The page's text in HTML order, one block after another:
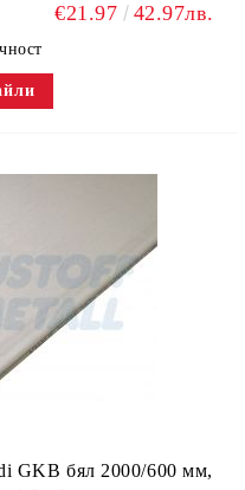
€21.97 42.97лв.
GKB бял 2000/600 мм,